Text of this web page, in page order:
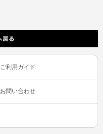
ご利用ガイド
お問い合わせ